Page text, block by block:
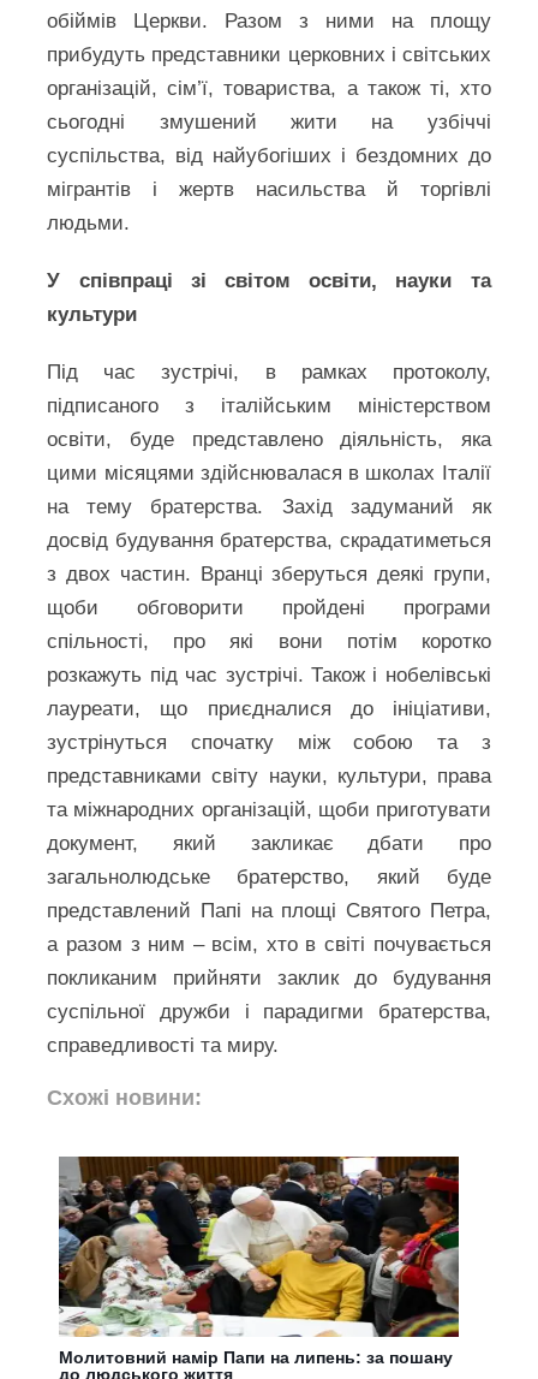
обіймів Церкви. Разом з ними на площу
прибудуть представники церковних і світських
організацій, сім’ї, товариства, а також ті, хто
сьогодні змушений жити на узбіччі
суспільства, від найубогіших і бездомних до
мігрантів і жертв насильства й торгівлі
людьми.
У співпраці зі світом освіти, науки та
культури
Під час зустрічі, в рамках протоколу,
підписаного з італійським міністерством
освіти, буде представлено діяльність, яка
цими місяцями здійснювалася в школах Італії
на тему братерства. Захід задуманий як
досвід будування братерства, скрадатиметься
з двох частин. Вранці зберуться деякі групи,
щоби обговорити пройдені програми
спільності, про які вони потім коротко
розкажуть під час зустрічі. Також і нобелівські
лауреати, що приєдналися до ініціативи,
зустрінуться спочатку між собою та з
представниками світу науки, культури, права
та міжнародних організацій, щоби приготувати
документ, який закликає дбати про
загальнолюдське братерство, який буде
представлений Папі на площі Святого Петра,
а разом з ним – всім, хто в світі почувається
покликаним прийняти заклик до будування
суспільної дружби і парадигми братерства,
справедливості та миру.
Схожі новини:
Молитовний намір Папи на липень: за пошану
до людського життя